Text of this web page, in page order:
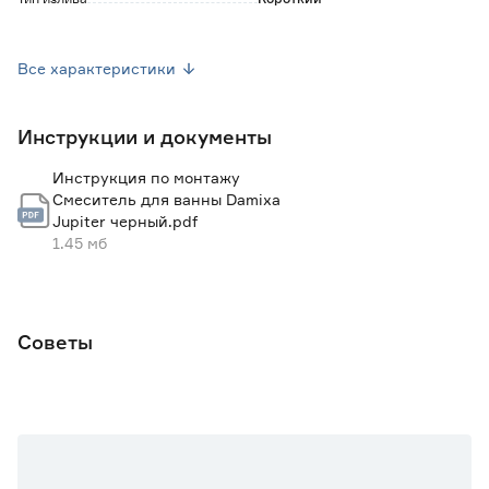
Цвет Черный
Вес брутто (кг) 1.1
Все характеристики
Инструкции и документы
Инструкция по монтажу
Смеситель для ванны Damixa
Jupiter черный.pdf
1.45 мб
Советы